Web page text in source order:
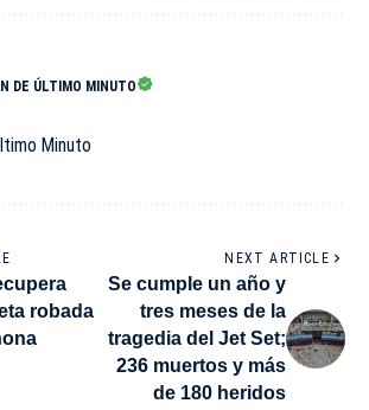
DE ÚLTIMO MINUTO
Minuto
robada
NEXT ARTICLE
Se cumple un año y
tres meses de la
tragedia del Jet Set;
236 muertos y más
de 180 heridos